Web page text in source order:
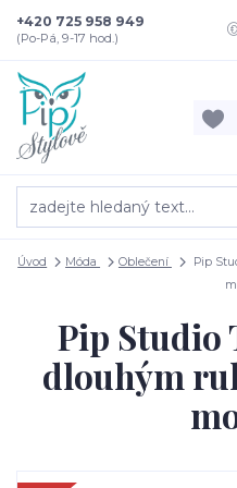
+420 725 958 949
(Po-Pá, 9-17 hod.)
Úvod Móda Oblečení
Pip
Pip Studio
dlouhým